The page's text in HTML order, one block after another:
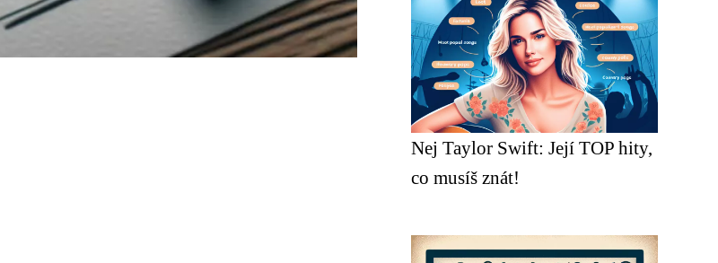
Nej Taylor Swift: Její TOP hity,
co musíš znát!